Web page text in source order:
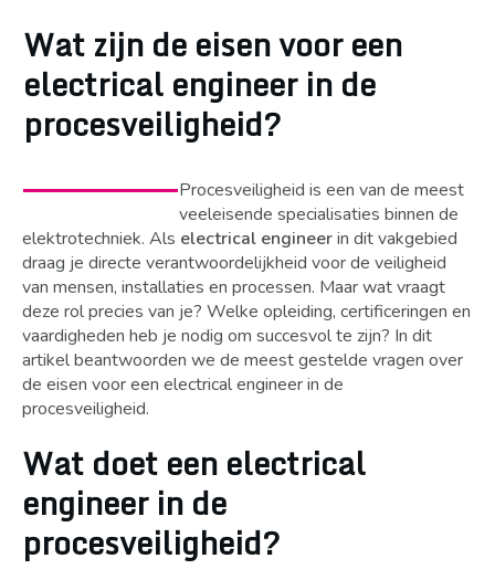
Wat zijn de eisen voor een
electrical engineer in de
procesveiligheid?
Procesveiligheid is een van de meest
veeleisende specialisaties binnen de
elektrotechniek. Als electrical engineerin dit vakgebied
draag je directe verantwoordelijkheid voor de veiligheid
van mensen, installaties en processen. Maar wat vraagt
deze rol precies van je? Welke opleiding, certificeringen en
vaardigheden heb je nodig om succesvol te zijn? In dit
artikel beantwoorden we de meest gestelde vragen over
de eisen voor een electrical engineer in de
procesveiligheid.
Wat doet een electrical
engineer in de
procesveiligheid?